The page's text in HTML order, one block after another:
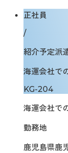
正社員
/
紹介予定派
海運会社で
KG-204
海運会社で
勤務地
鹿児島県鹿